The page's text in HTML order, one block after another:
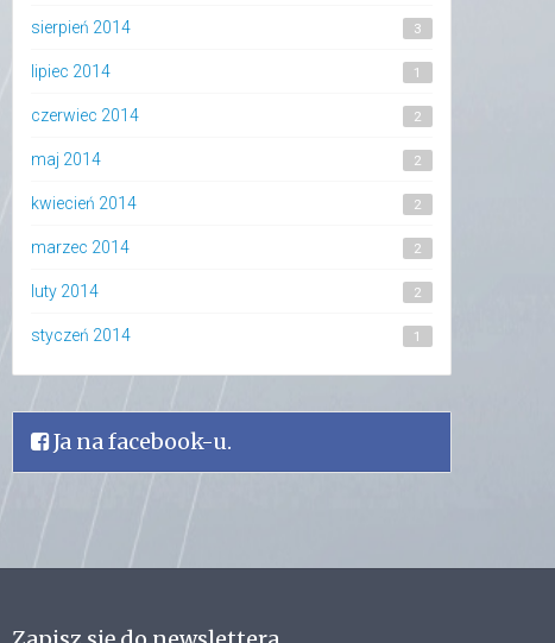
sierpień 2014 3
lipiec 2014 1
czerwiec 2014 2
maj 2014 2
kwiecień 2014 2
marzec 2014 2
luty 2014 2
styczeń 2014 1
Ja na facebook-u.